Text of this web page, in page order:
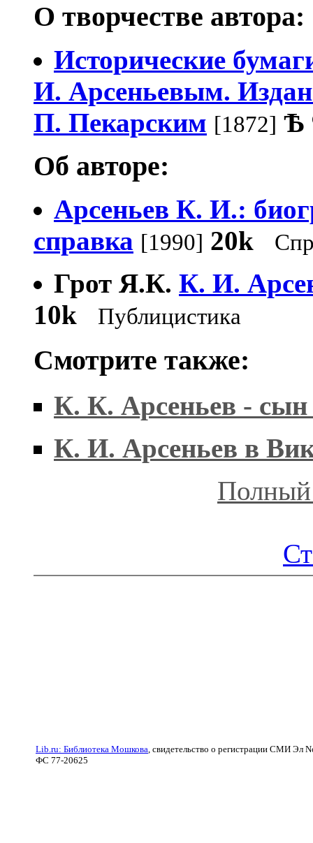
О творчестве автора:
Исторические
И. Арсеньевым.
П. Пекарским [1872] Ѣ
Об авторе:
Арсеньев К. И.:
справка [1990] 20k
Грот Я.К. К. И.
10k
Публицистика
Смотрите также:
К. К. Арсеньев - сын
К. И. Арсеньев в
Полный
Lib.ru: Библиотека Мошкова, свидетельство о регистрации СМИ Эл
ФС 77-20625